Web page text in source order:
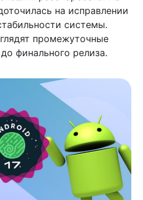
на исправлении
системы.
промежуточные
финального релиза.